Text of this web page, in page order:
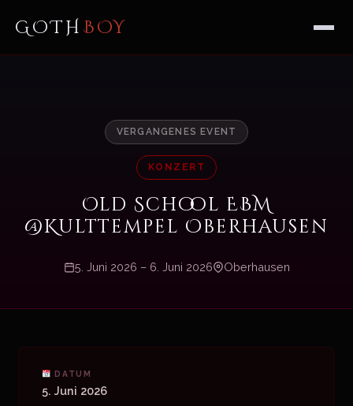
GOTH BOY
VERGANGENES EVENT
KONZERT
Old School EBM
@Kulttempel Oberhausen
5. Juni 2026 – 6. Juni 2026 Oberhausen
DATUM
5. Juni 2026